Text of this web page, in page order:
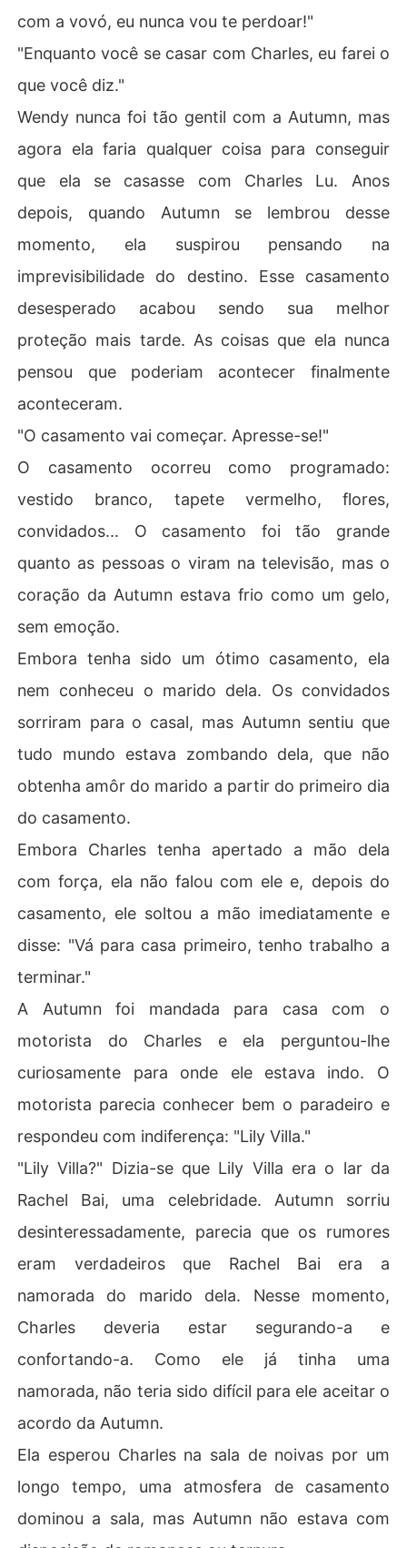
com a vovó, eu nunca vou te perdoar!"
"Enquanto você se casar com Charles, eu farei o
que você diz."
Wendy nunca foi tão gentil com a Autumn, mas
agora ela faria qualquer coisa para conseguir
que ela se casasse com Charles Lu. Anos
depois, quando Autumn se lembrou desse
momento, ela suspirou pensando na
imprevisibilidade do destino. Esse casamento
desesperado acabou sendo sua melhor
proteção mais tarde. As coisas que ela nunca
pensou que poderiam acontecer finalmente
aconteceram.
"O casamento vai começar. Apresse-se!"
O casamento ocorreu como programado:
vestido branco, tapete vermelho, flores,
convidados... O casamento foi tão grande
quanto as pessoas o viram na televisão, mas o
coração da Autumn estava frio como um gelo,
sem emoção.
Embora tenha sido um ótimo casamento, ela
nem conheceu o marido dela. Os convidados
sorriram para o casal, mas Autumn sentiu que
tudo mundo estava zombando dela, que não
obtenha amôr do marido a partir do primeiro dia
do casamento.
Embora Charles tenha apertado a mão dela
com força, ela não falou com ele e, depois do
casamento, ele soltou a mão imediatamente e
disse: "Vá para casa primeiro, tenho trabalho a
terminar."
A Autumn foi mandada para casa com o
motorista do Charles e ela perguntou-lhe
curiosamente para onde ele estava indo. O
motorista parecia conhecer bem o paradeiro e
respondeu com indiferença: "Lily Villa."
"Lily Villa?" Dizia-se que Lily Villa era o lar da
Rachel Bai, uma celebridade. Autumn sorriu
desinteressadamente, parecia que os rumores
eram verdadeiros que Rachel Bai era a
namorada do marido dela. Nesse momento,
Charles deveria estar segurando-a e
confortando-a. Como ele já tinha uma
namorada, não teria sido difícil para ele aceitar o
acordo da Autumn.
Ela esperou Charles na sala de noivas por um
longo tempo, uma atmosfera de casamento
dominou a sala, mas Autumn não estava com